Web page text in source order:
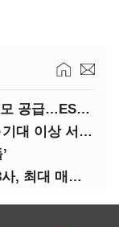
포스코퓨처엠, LFP 양극재 첫 대규모 공급…ESS 시장 공략
트리니티항공 출범…“합리적 가격·기대 이상 서비스로 승부”
고부가 타이어가 갈랐다…타이어 3사, 최대 매출에도 영업익 희비